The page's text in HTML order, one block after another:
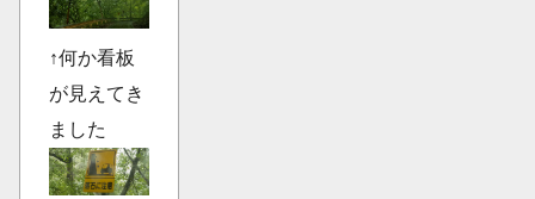
↑何か看板
が見えてき
ました